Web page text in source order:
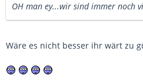
OH man ey...wir sind immer noch
Wäre es nicht besser ihr wärt zu